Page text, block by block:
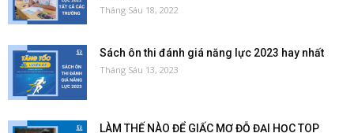
Tháng Sáu 18, 2022
Sách ôn thi đánh giá năng lực 2023 hay nhất
Tháng Sáu 13, 2023
LÀM THẾ NÀO ĐỂ GIẤC MƠ ĐỖ ĐẠI HỌC TOP